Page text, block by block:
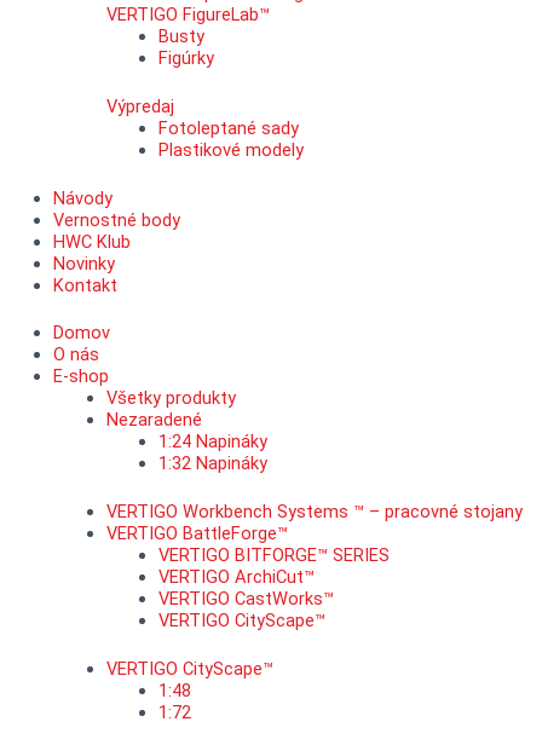
VERTIGO FigureLab™
Busty
Figúrky
Výpredaj
Fotoleptané sady
Plastikové modely
Návody
Vernostné body
HWC Klub
Novinky
Kontakt
Domov
O nás
E-shop
Všetky produkty
Nezaradené
1:24 Napináky
1:32 Napináky
VERTIGO Workbench Systems ™ – pracovné stojany
VERTIGO BattleForge™
VERTIGO BITFORGE™ SERIES
VERTIGO ArchiCut™
VERTIGO CastWorks™
VERTIGO CityScape™
VERTIGO CityScape™
1:48
1:72